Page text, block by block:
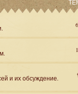
и их обсуждение.